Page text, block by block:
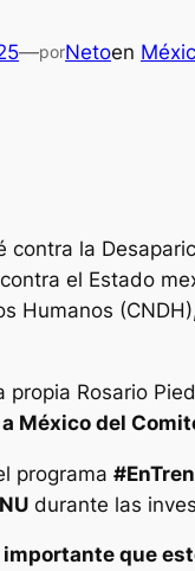
—porNetoen
la
el Estado
Humanos (CNDH)
Rosario
México del
programa
durante las
importante que